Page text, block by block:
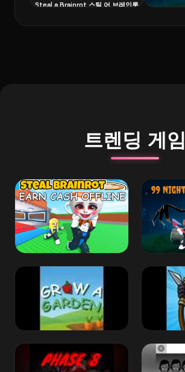
Steal a Brainrot 스틸 어 브레인롯
트렌딩 게임